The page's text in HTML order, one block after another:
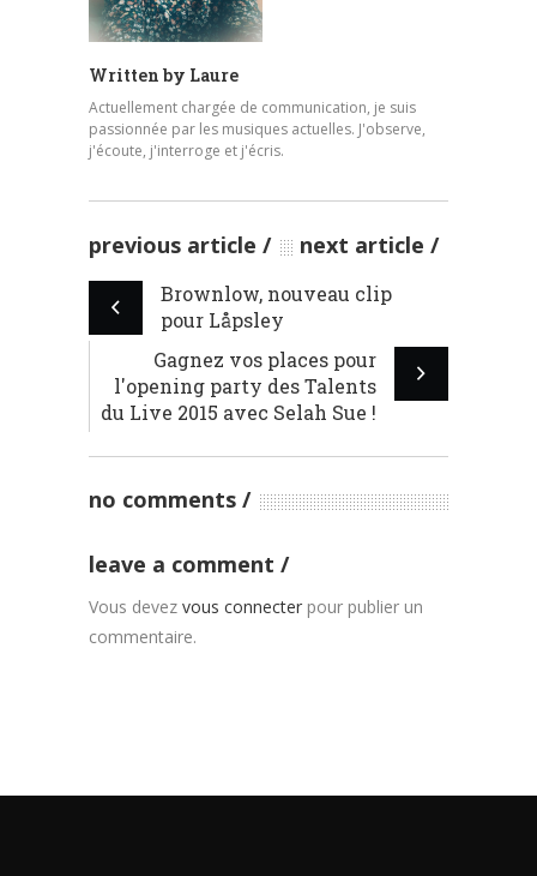
Written by Laure
Actuellement chargée de communication, je suis
passionnée par les musiques actuelles. J'observe,
j'écoute, j'interroge et j'écris.
previous article next article
Brownlow, nouveau clip
pour Låpsley
Gagnez vos places pour
l'opening party des Talents
du Live 2015 avec Selah Sue !
no comments
leave a comment
Vous devez vous connecter pour publier un
commentaire.